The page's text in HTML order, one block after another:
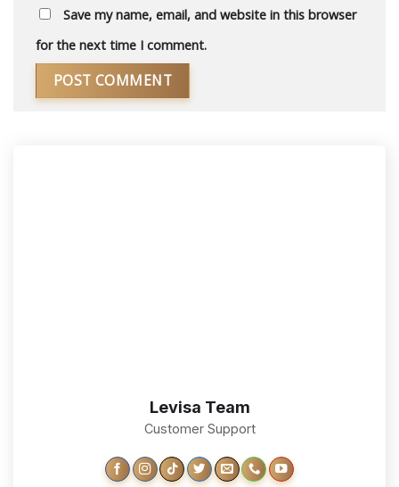
Save my name, email, and website in this browser
for the next time I comment.
Levisa Team
Customer Support